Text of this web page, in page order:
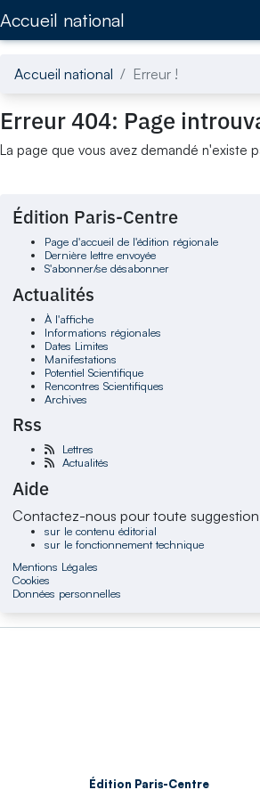
Accueil national
Accueil national Erreur !
Erreur 404: Page
La page que vous avez demandé n'existe
Édition Paris-Centre
Page d'accueil de l'édition régionale
Dernière lettre envoyée
S'abonner/se désabonner
Actualités
À l'affiche
Informations régionales
Dates Limites
Manifestations
Potentiel Scientifique
Rencontres Scientifiques
Archives
Rss
Lettres
Actualités
Aide
Contactez-nous pour toute
sur le contenu éditorial
sur le fonctionnement technique
Mentions Légales
Cookies
Données personnelles
Édition Paris-Centre